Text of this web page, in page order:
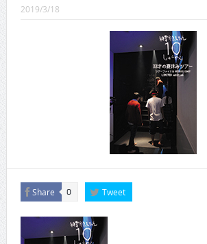
CINEMA×STYLE 289号
CINEMA×STYLE 288号
CINEMA×STYLE 285号
CINEMA×STYLE 294号
2019/3/18
Share 0 Tweet